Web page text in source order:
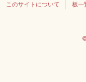
このサイトについて 板一